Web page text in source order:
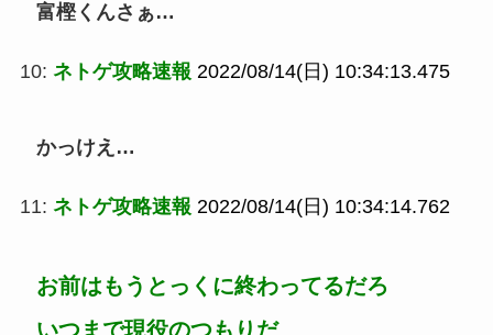
富樫くんさぁ…
10: ネトゲ攻略速報 2022/08/14(日) 10:34:13.475
かっけえ…
11: ネトゲ攻略速報 2022/08/14(日) 10:34:14.762
お前はもうとっくに終わってるだろ
いつまで現役のつもりだ